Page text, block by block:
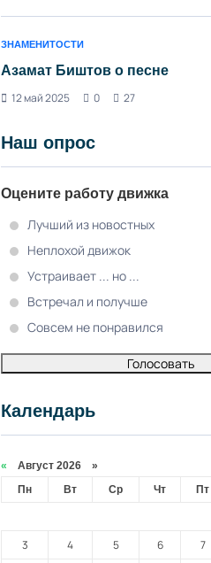
ЗНАМЕНИТОСТИ
Азамат Биштов о песне
12 май 2025
0 27
Наш опрос
Оцените работу движка
Лучший из новостных
Неплохой движок
Устраивает ... но ...
Встречал и получше
Совсем не понравился
Голосовать
Календарь
« Август 2026 »
Пн
Вт Ср Чт Пт
3
4 5 6 7